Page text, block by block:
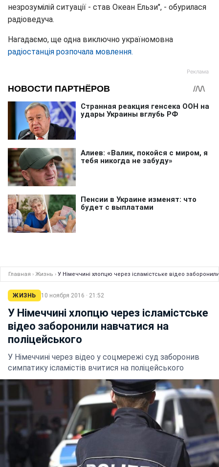
незрозумілій ситуації - став Океан Ельзи", - обурилася
радіоведуча.
Нагадаємо, ще одна виключно україномовна
радіостанція розпочала мовлення.
Главная › Жизнь › У Німеччині хлопцю через ісламістське відео
ЖИЗНЬ 10 ноября 2016 · 21:52
У Німеччині хлопцю через ісламістське
відео заборонили навчатися на
поліцейського
У Німеччині через відео у соцмережі суд заборонив
симпатику ісламістів вчитися на поліцейського